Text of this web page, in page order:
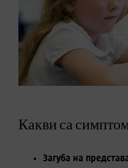
Какви са
Загуба на